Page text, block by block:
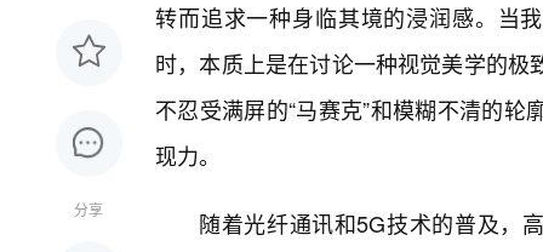
分享
转而追求一种身临其境的浸润感。当
时，本质上是在讨论一种视觉美学的
不忍受满屏的“马赛克”和模糊不清的
现力。
随着光纤通讯和5G技术的普及，